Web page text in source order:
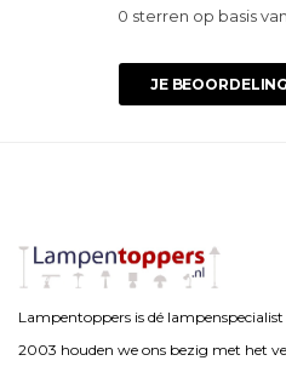
0 sterren op basis
JE
Lampentoppers is dé
2003 houden we ons bezig met het